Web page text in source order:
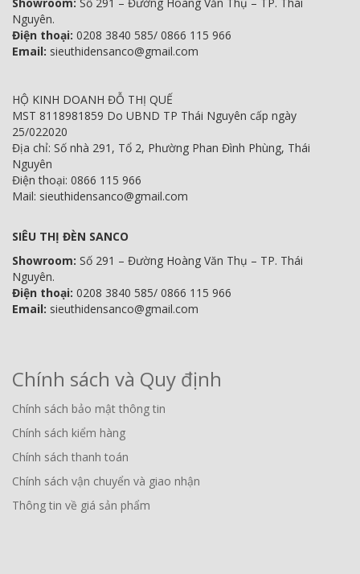
Nguyên.
Điện thoại: 0208 3840 585/ 0866 115 966
Email: sieuthidensanco@gmail.com
HỘ KINH DOANH ĐỖ THỊ QUẾ
MST 8118981859 Do UBND TP Thái Nguyên cấp ngày
25/022020
Địa chỉ: Số nhà 291, Tổ 2, Phường Phan Đình Phùng, Thái
Nguyên
Điện thoại: 0866 115 966
Mail: sieuthidensanco@gmail.com
SIÊU THỊ ĐÈN SANCO
Showroom: Số 291 – Đường Hoàng Văn Thụ – TP. Thái
Nguyên.
Điện thoại: 0208 3840 585/ 0866 115 966
Email: sieuthidensanco@gmail.com
Chính sách và Quy định
Chính sách bảo mật thông tin
Chính sách kiểm hàng
Chính sách thanh toán
Chính sách vận chuyển và giao nhận
Thông tin về giá sản phẩm